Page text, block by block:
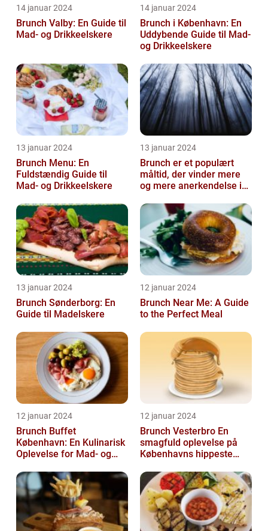
14 januar 2024
Brunch Valby: En Guide til
Mad- og Drikkeelskere
14 januar 2024
Brunch i København: En
Uddybende Guide til Mad-
og Drikkeelskere
13 januar 2024
Brunch Menu: En
Fuldstændig Guide til
Mad- og Drikkeelskere
13 januar 2024
Brunch er et populært
måltid, der vinder mere
og mere anerkendelse i
verden
13 januar 2024
Brunch Sønderborg: En
Guide til Madelskere
12 januar 2024
Brunch Near Me: A Guide
to the Perfect Meal
12 januar 2024
Brunch Buffet
København: En Kulinarisk
Oplevelse for Mad- og
12 januar 2024
Brunch Vesterbro En
smagfuld oplevelse på
Københavns hippeste